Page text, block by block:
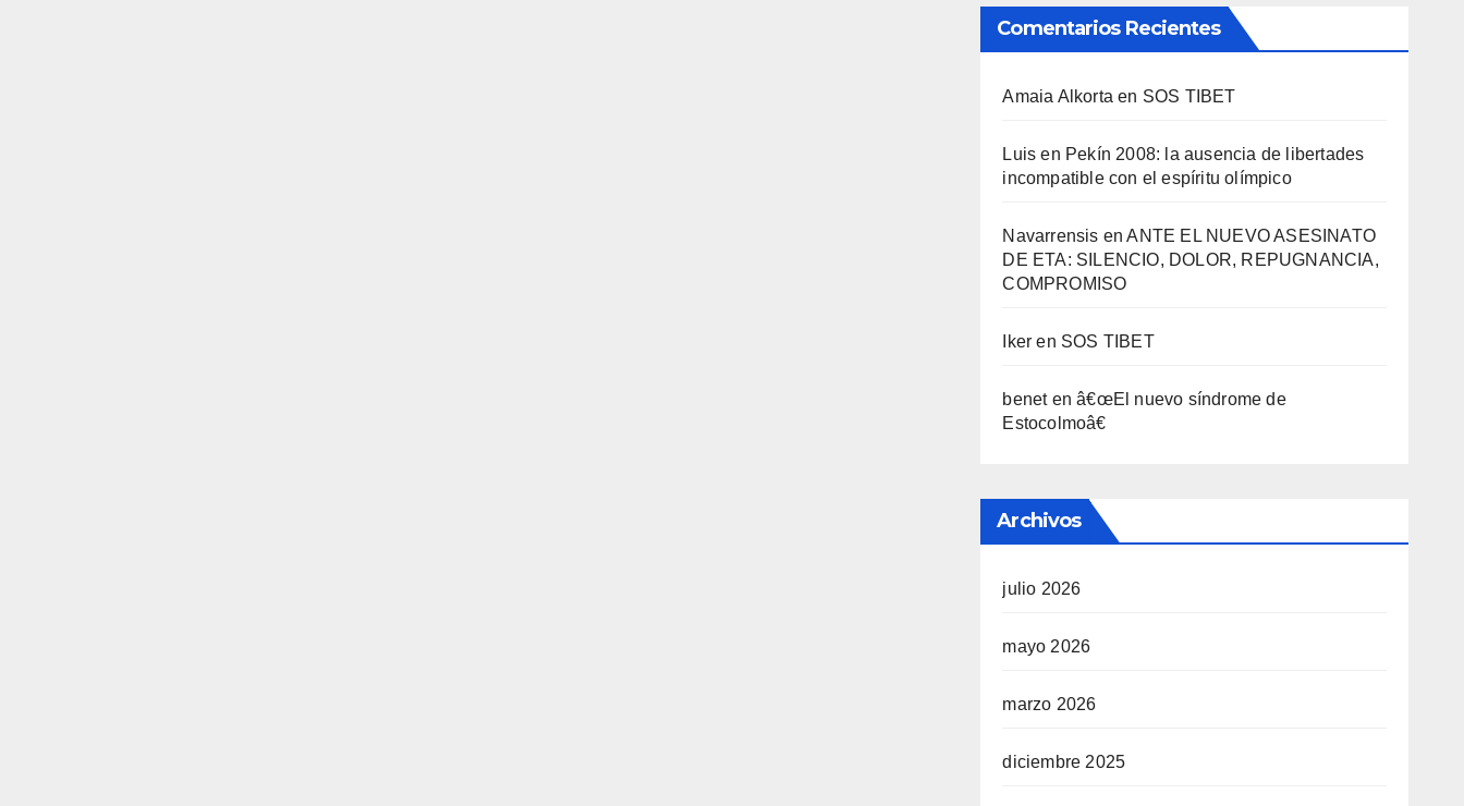
Comentarios Recientes
Amaia Alkorta en SOS TIBET
Luis en Pekí­n 2008: la ausencia de libertades
incompatible con el espí­ritu olí­mpico
Navarrensis enANTE EL NUEVO ASESINATO
DE ETA: SILENCIO, DOLOR, REPUGNANCIA,
COMPROMISO
Iker en SOS TIBET
benetenâ€œEl nuevo sí­ndrome de
Estocolmoâ€
Archivos
julio 2026
mayo 2026
marzo 2026
diciembre 2025